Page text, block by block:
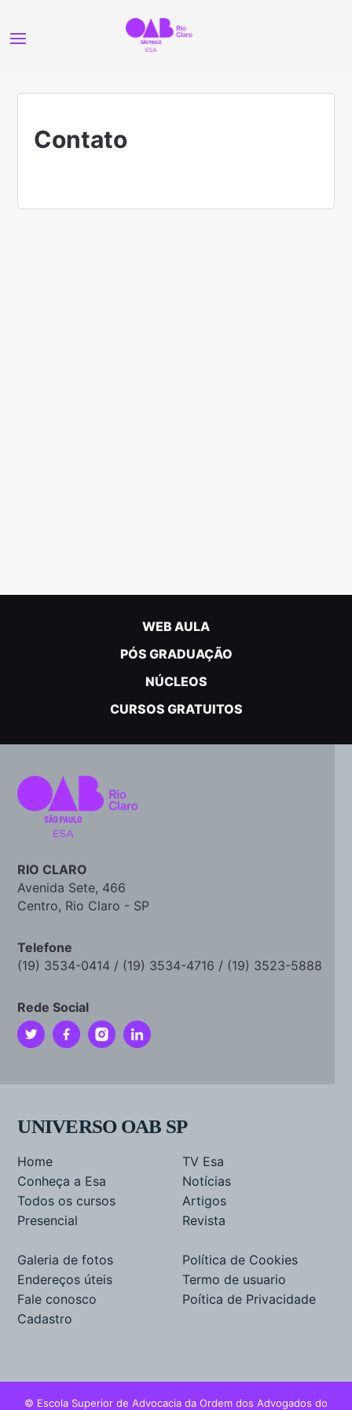
Contato
WEB AULA
PÓS GRADUAÇÃO
NÚCLEOS
CURSOS GRATUITOS
RIO CLARO
Avenida Sete, 466
Centro, Rio Claro - SP
Telefone
(19) 3534-0414 / (19) 3534-4716 / (19) 3523-5888
Rede Social
UNIVERSO OAB SP
Home
Conheça a Esa
Todos os cursos
Presencial
TV Esa
Notícias
Artigos
Revista
Galeria de fotos
Endereços úteis
Fale conosco
Cadastro
Política de Cookies
Termo de usuario
Poítica de Privacidade
© Escola Superior de Advocacia da Ordem dos Advogados do